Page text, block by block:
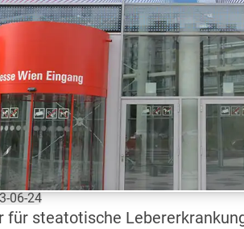
06-24
für steatotische